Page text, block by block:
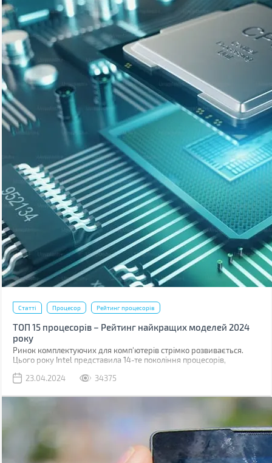
Статті Процесор Рейтинг процесорів
ТОП 15 процесорів – Рейтинг найкращих моделей 2024
року
Ринок комплектуючих для комп'ютерів стрімко розвивається.
Цього року Intel представила 14-те покоління процесорів,
рішення для платформ з підтримкою шини обміну даними PCI 5.0
23.04.2024 34375